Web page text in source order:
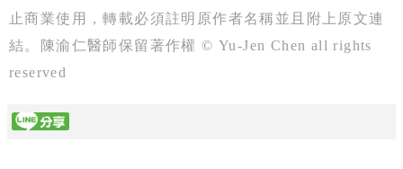
止商業使用，轉載必須註明原作者名稱並且附上原文連
結。陳渝仁醫師保留著作權 © Yu-Jen Chen all rights
reserved